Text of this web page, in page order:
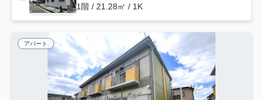
1階 / 21.28㎡ / 1K
アパート